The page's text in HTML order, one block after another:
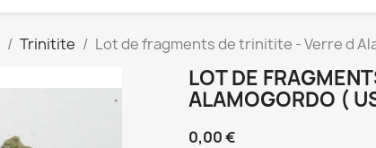
Trinitite Lot de fragments de trinitite - Verre d
LOT DE
ALAMOGORDO (
0,00 €